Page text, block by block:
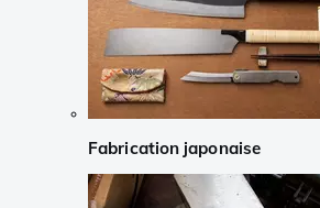
Fabrication japonaise